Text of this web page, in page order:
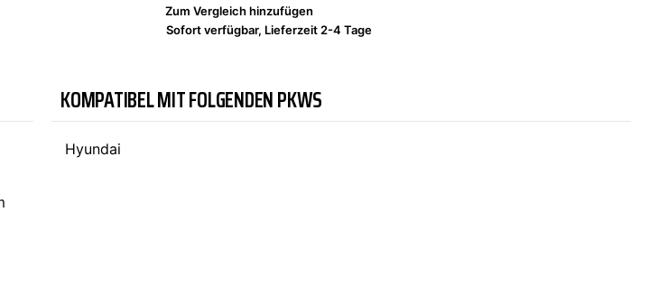
Zum Vergleich hinzufügen
Sofort verfügbar, Lieferzeit 2-4 Tage
KOMPATIBEL MIT FOLGENDEN PKWS
Hyundai